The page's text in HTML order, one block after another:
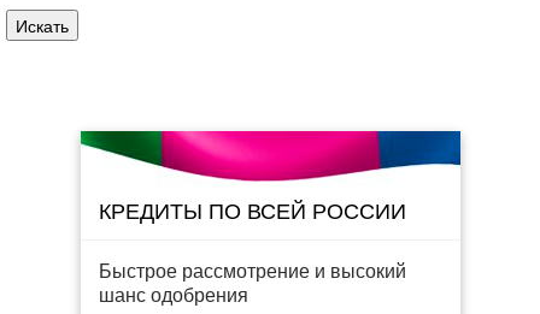
КРЕДИТЫ ПО ВСЕЙ РОССИИ
Быстрое рассмотрение и высокий
шанс одобрения